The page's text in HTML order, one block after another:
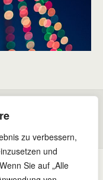
zu verbessern,
und
Sie auf „Alle
Angehoben